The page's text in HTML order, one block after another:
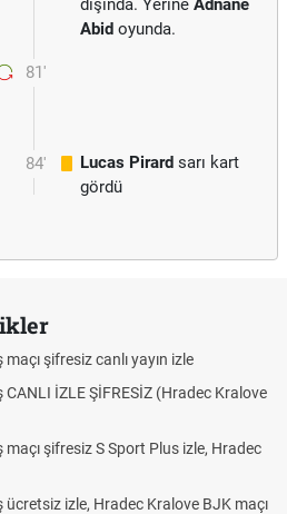
dışında. Yerine Adnane
Abid oyunda.
81'
84' Lucas Pirard sarı kart
gördü
şifresiz canlı yayın izle
İZLE ŞİFRESİZ (Hradec Kralove
şifresiz S Sport Plus izle, Hradec
izle, Hradec Kralove BJK maçı